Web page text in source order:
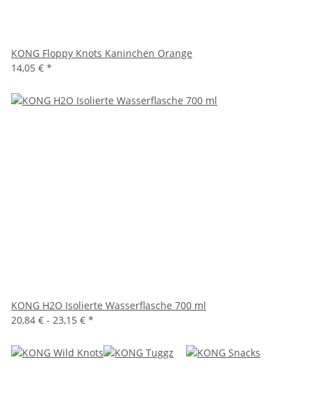
KONG Floppy Knots Kaninchen Orange
14,05 € *
KONG H2O Isolierte Wasserflasche 700 ml
20,84 € - 23,15 € *